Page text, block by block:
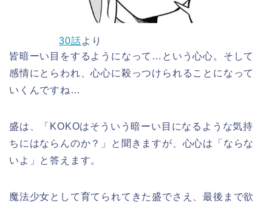
30話より
皆暗ーい目をするようになって…という心心。そして
感情にとらわれ、心心に殺っつけられることになって
いくんですね…
盛は、「KOKOはそういう暗ーい目になるような気持
ちにはならんのか？」と聞きますが、心心は「ならな
いよ」と答えます。
魔法少女として育てられてきた盛でさえ、最後まで欲